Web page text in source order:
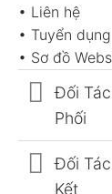
• Liên hệ
• Tuyển dụng
• Sơ đồ
Đối
Phối
Đối
Kết